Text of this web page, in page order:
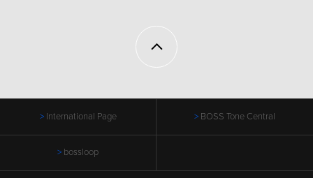
International Page BOSS Tone Central
bossloop